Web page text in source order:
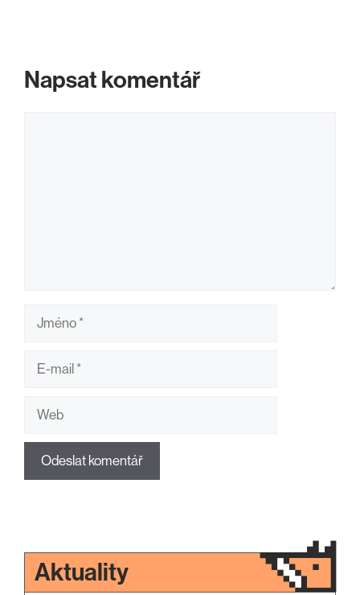
Napsat komentář
Jméno
Web
Aktuality